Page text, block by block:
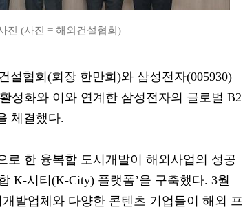
진 (사진 = 해외건설협회)
설협회(회장 한만희)와 삼성전자(005930)
성화와 이와 연계한 삼성전자의 글로벌 B2
체결했다.
로 한 융복합 도시개발이 해외사업의 성공
K-시티(K-City) 플랫폼’을 구축했다. 3월
발업체와 다양한 콘텐츠 기업들이 해외 프